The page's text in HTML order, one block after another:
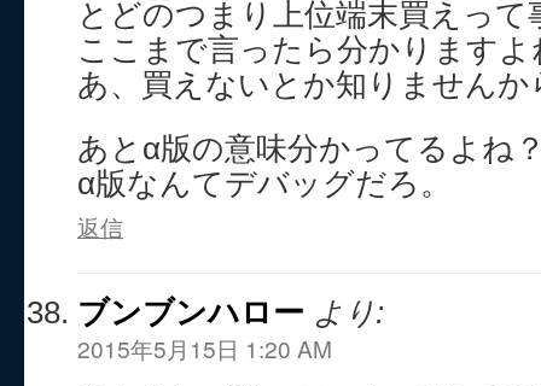
とどのつまり上位端末買えって
ここまで言ったら分かりますよ
あ、買えないとか知りませんか
あとα版の意味分かってるよね
α版なんてデバッグだろ。
返信
ブンブンハロー より:
2015年5月15日 1:20 AM